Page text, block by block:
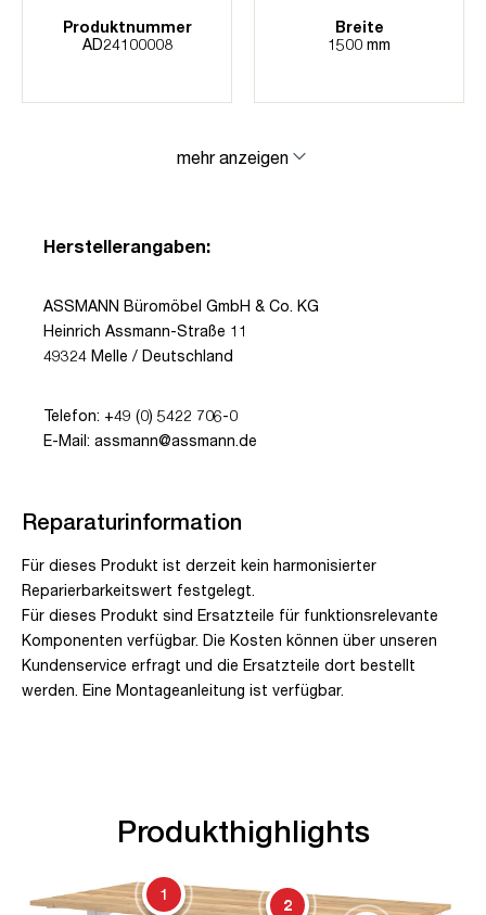
Produktnummer
AD24100008
Breite
1500 mm
mehr anzeigen
Herstellerangaben:
ASSMANN Büromöbel GmbH & Co. KG
Heinrich Assmann-Straße 11
49324 Melle / Deutschland
Telefon: +49 (0) 5422 706-0
E-Mail: assmann@assmann.de
Reparaturinformation
Für dieses Produkt ist derzeit kein harmonisierter
Reparierbarkeitswert festgelegt.
Für dieses Produkt sind Ersatzteile für funktionsrelevante
Komponenten verfügbar. Die Kosten können über unseren
Kundenservice erfragt und die Ersatzteile dort bestellt
werden. Eine Montageanleitung ist verfügbar.
Produkthighlights
1
2